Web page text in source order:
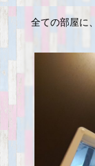
全ての部屋に